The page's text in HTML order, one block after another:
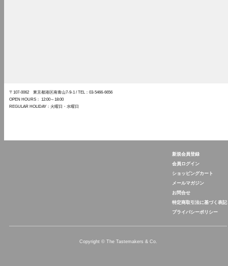
〒107-0062 東京都港区南青山7-9-1 / TEL：03-5466-6656
OPEN HOURS： 12:00～18:00
REGULAR HOLIDAY：火曜日・水曜日
新規会員登録
会員ログイン
ショッピングカート
メールマガジン
お問合せ
特定商取引法に基づく表記
プライバシーポリシー
Copyright © The Tastemakers & Co.